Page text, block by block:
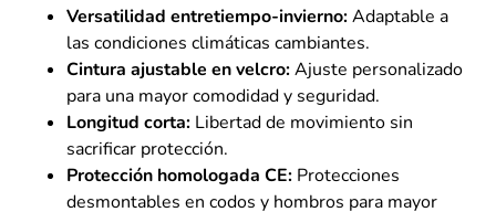
Versatilidad entretiempo-invierno:Adaptable a
las condiciones climáticas cambiantes.
Cintura ajustable en velcro:Ajuste personalizado
para una mayor comodidad y seguridad.
Longitud corta: Libertad de movimiento sin
sacrificar protección.
Protección homologada CE: Protecciones
desmontables en codos y hombros para mayor